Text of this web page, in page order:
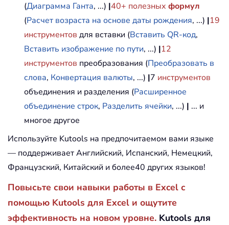
(Диаграмма Ганта, ...) |40+ полезных формул
(Расчет возраста на основе даты рождения, ...) |19
инструментов для вставки (Вставить QR-код,
Вставить изображение по пути, ...) |12
инструментов преобразования (Преобразовать в
слова, Конвертация валюты, ...) |7 инструментов
объединения и разделения (Расширенное
объединение строк, Разделить ячейки, ...) | ... и
многое другое
Используйте Kutools на предпочитаемом вами языке
— поддерживает Английский, Испанский, Немецкий,
Французский, Китайский и более40 других языков!
Повысьте свои навыки работы в Excel с
помощью Kutools для Excel и ощутите
эффективность на новом уровне. Kutools для